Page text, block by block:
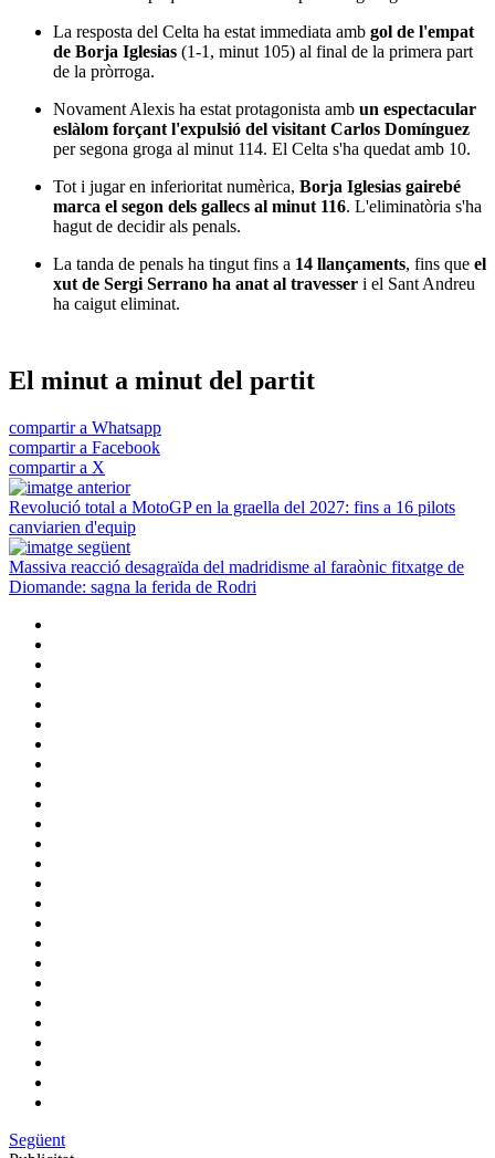
La resposta del Celta ha estat immediata amb gol de l'empat
de Borja Iglesias (1-1, minut 105) al final de la primera part
de la pròrroga.
Novament Alexis ha estat protagonista amb un espectacular
eslàlom forçant l'expulsió del visitant Carlos Domínguez
per segona groga al minut 114. El Celta s'ha quedat amb 10.
Tot i jugar en inferioritat numèrica, Borja Iglesias gairebé
marca el segon dels gallecs al minut 116. L'eliminatòria s'ha
hagut de decidir als penals.
La tanda de penals ha tingut fins a 14 llançaments, fins que el
xut de Sergi Serrano ha anat al travesser i el Sant Andreu
ha caigut eliminat.
El minut a minut del partit
compartir a Whatsapp
compartir a Facebook
compartir a X
Revolució total a MotoGP en la graella del 2027: fins a 16 pilots
canviarien d'equip
Massiva reacció desagraïda del madridisme al faraònic fitxatge de
Diomande: sagna la ferida de Rodri
Següent